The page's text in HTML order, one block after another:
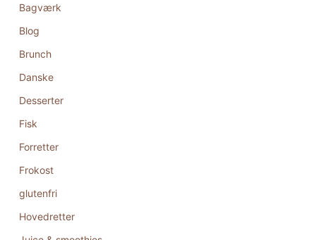
Bagværk
Blog
Brunch
Danske
Desserter
Fisk
Forretter
Frokost
glutenfri
Hovedretter